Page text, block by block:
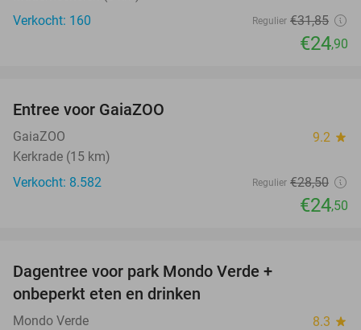
Verkocht: 160
Regulier €31,85
€24,90
Entree voor GaiaZOO
GaiaZOO 9.2 star
Kerkrade (15 km)
Verkocht: 8.582
Regulier €28,50
€24,50
Dagentree voor park Mondo Verde +
onbeperkt eten en drinken
Mondo Verde 8.3 star